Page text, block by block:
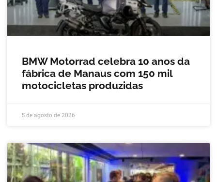
BMW Motorrad celebra 10 anos da
fábrica de Manaus com 150 mil
motocicletas produzidas
5 de agosto de 2026